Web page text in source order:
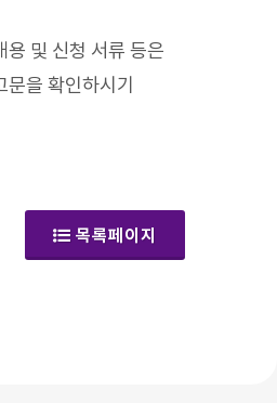
용 및 신청 서류 등은
문을 확인하시기
(공지사항)
목록페이지